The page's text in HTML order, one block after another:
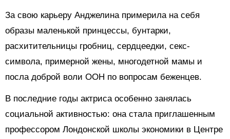
За свою карьеру Анджелина примерила на себя
образы маленькой принцессы, бунтарки,
расхитительницы гробниц, сердцеедки, секс-
символа, примерной жены, многодетной мамы и
посла доброй воли ООН по вопросам беженцев.
В последние годы актриса особенно занялась
социальной активностью: она стала приглашенным
профессором Лондонской школы экономики в Центре